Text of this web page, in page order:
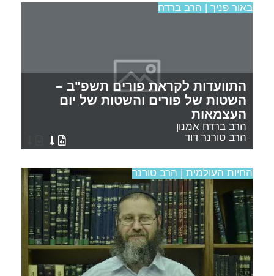
באור פניך | הרב ברדח
התוועדות לקראת פורים תשפ"ב –
השטות של פורים והשטות של יום
העצמאות
הרב ברדח אמנון
הרב טורנר דוד
החיות העולמית | הרב טורנר